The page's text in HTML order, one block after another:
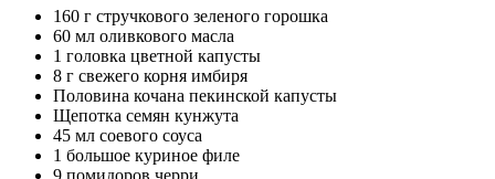
160 г стручкового зеленого горошка
60 мл оливкового масла
1 головка цветной капусты
8 г свежего корня имбиря
Половина кочана пекинской капусты
Щепотка семян кунжута
45 мл соевого соуса
1 большое куриное филе
9 помидоров черри